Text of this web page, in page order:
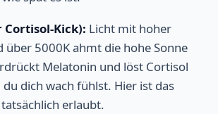
Cortisol-Kick): Licht mit hoher
5000K ahmt die hohe Sonne
Melatonin und löst Cortisol
dich wach fühlst. Hier ist das
erlaubt.